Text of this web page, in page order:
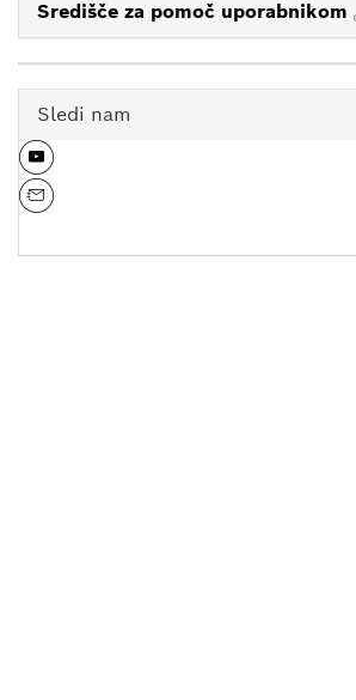
Središče za pomoč uporabnikom
Sledi nam